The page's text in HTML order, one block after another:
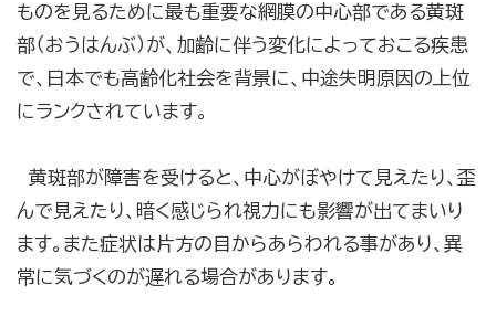
ものを見るために最も重要な網膜の中心部である黄斑
部（おうはんぶ）が、加齢に伴う変化によっておこる疾患
で、日本でも高齢化社会を背景に、中途失明原因の上位
にランクされています。
黄斑部が障害を受けると、中心がぼやけて見えたり、歪
んで見えたり、暗く感じられ視力にも影響が出てまいり
ます。また症状は片方の目からあらわれる事があり、異
常に気づくのが遅れる場合があります。